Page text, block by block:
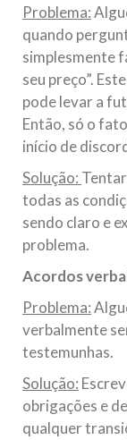
Problema:
quando
simplesmente
seu preço”.
pode levar a
Então, só o
início de
Solução:
todas as
sendo claro e
problema.
Acordos
Problema:
verbalmente
testemunhas.
Solução:
obrigações e
qualquer